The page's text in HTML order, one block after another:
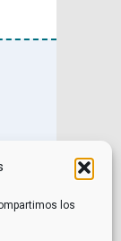
los